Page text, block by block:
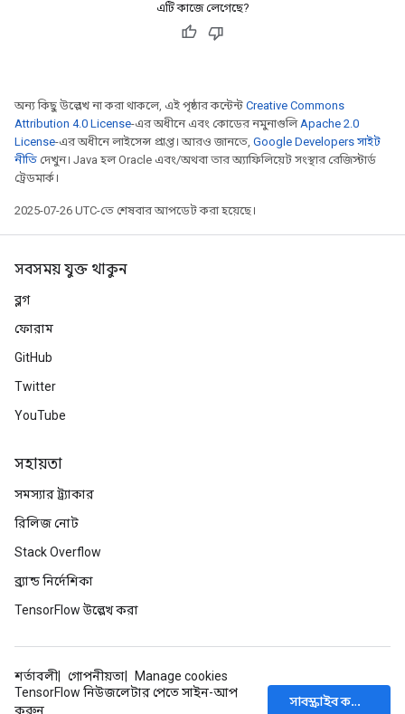
এটি কাজে লেগেছে?
অন্য কিছু উল্লেখ না করা থাকলে, এই পৃষ্ঠার কন্টেন্ট Creative Commons
Attribution 4.0 License-এর অধীনে এবং কোডের নমুনাগুলিApache 2.0
License-এর অধীনে লাইসেন্স প্রাপ্ত। আরও জানতে, Google Developers সাইট
নীতি দেখুন। Java হল Oracle এবং/অথবা তার অ্যাফিলিয়েট সংস্থার রেজিস্টার্ড
ট্রেডমার্ক।
2025-07-26 UTC-তে শেষবার আপডেট করা হয়েছে।
সবসময় যুক্ত থাকুন
ব্লগ
ফোরাম
GitHub
Twitter
YouTube
সহায়তা
সমস্যার ট্র্যাকার
রিলিজ নোট
Stack Overflow
ব্র্যান্ড নির্দেশিকা
TensorFlow উল্লেখ করা
শর্তাবলী গোপনীয়তা
Manage cookies
TensorFlow নিউজলেটার পেতে সাইন-আপ
করুন
সাবস্ক্রাইব করুন